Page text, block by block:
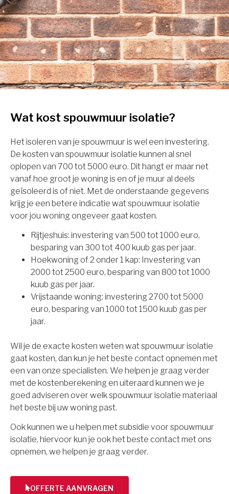
Wat kost spouwmuur isolatie?
Het isoleren van je spouwmuur is wel een investering.
De kosten van spouwmuur isolatie kunnen al snel
oplopen van 700 tot 5000 euro. Dit hangt er maar net
vanaf hoe groot je woning is en of je muur al deels
geïsoleerd is of niet. Met de onderstaande gegevens
krijg je een betere indicatie wat spouwmuur isolatie
voor jou woning ongeveer gaat kosten.
Rijtjeshuis: investering van 500 tot 1000 euro,
besparing van 300 tot 400 kuub gas per jaar.
Hoekwoning of 2 onder 1 kap: Investering van
2000 tot 2500 euro, besparing van 800 tot 1000
kuub gas per jaar.
Vrijstaande woning: investering 2700 tot 5000
euro, besparing van 1000 tot 1500 kuub gas per
jaar.
Wil je de exacte kosten weten wat spouwmuur isolatie
gaat kosten, dan kun je het beste contact opnemen met
een van onze specialisten. We helpen je graag verder
met de kostenberekening en uiteraard kunnen we je
goed adviseren over welk spouwmuur isolatie materiaal
het beste bij uw woning past.
Ook kunnen we u helpen met subsidie voor spouwmuur
isolatie, hiervoor kun je ook het beste contact met ons
opnemen, we helpen je graag verder.
OFFERTE AANVRAGEN